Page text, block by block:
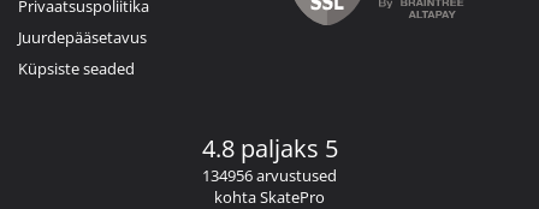
Privaatsuspoliitika
Juurdepääsetavus
Küpsiste seaded
4.8 paljaks 5
134956 arvustused
kohta SkatePro